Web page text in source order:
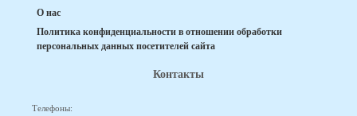
О нас
Политика конфиденциальности в отношении обработки
персональных данных посетителей сайта
Контакты
Телефоны: